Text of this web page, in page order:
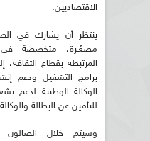
الاقتصاديين.
ينتظر أن يشارك في
مصغّـرة، متخصصة في
المرتبطة بقطاع الثقافة،
برامج التشغيل ودعم
الوكالة الوطنية لدعم
للتأمين عن البطالة
وسيتم خلال الصالون